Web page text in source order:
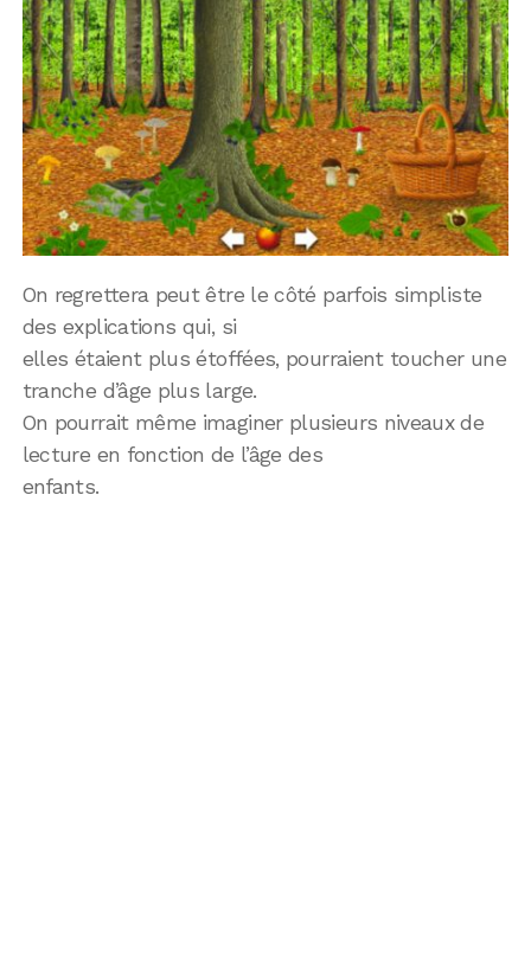
On regrettera peut être le côté parfois simpliste
des explications qui, si
elles étaient plus étoffées, pourraient toucher une
tranche d’âge plus large.
On pourrait même imaginer plusieurs niveaux de
lecture en fonction de l’âge des
enfants.